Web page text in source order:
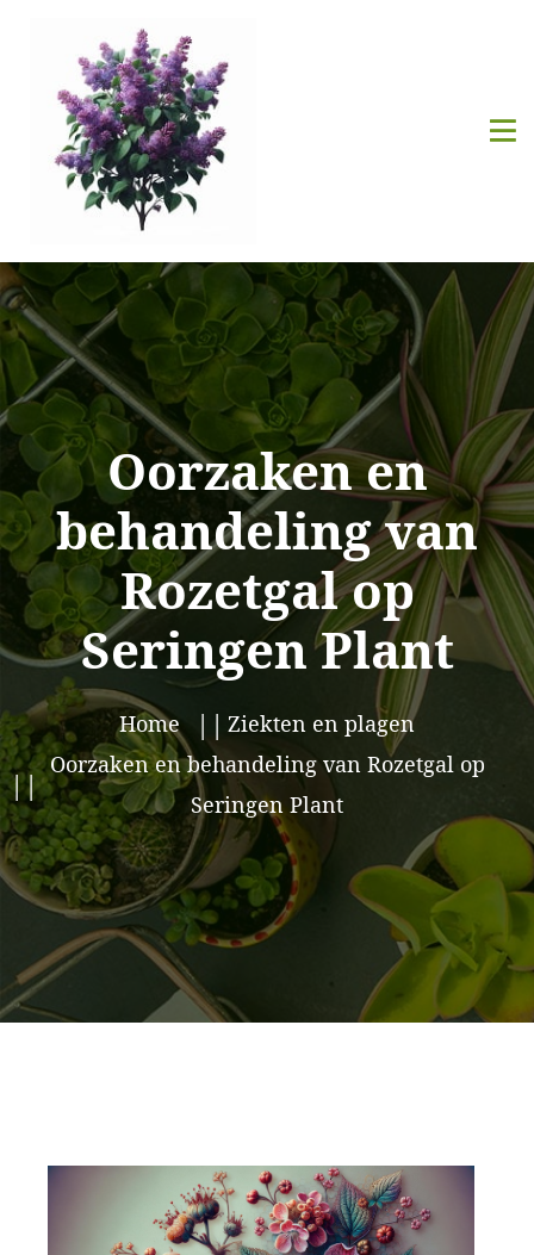
Oorzaken en
behandeling van
Rozetgal op
Seringen Plant
Home
Ziekten en plagen
Oorzaken en behandeling van Rozetgal op
Seringen Plant